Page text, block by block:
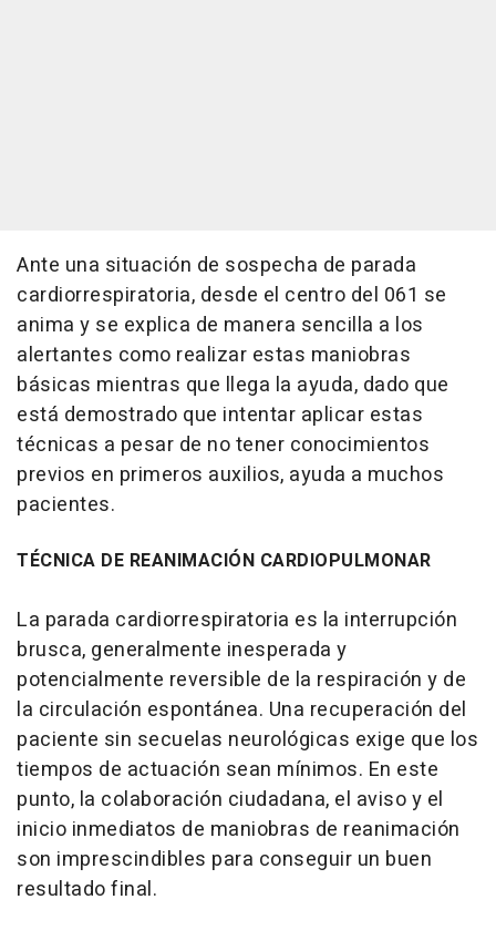
Ante una situación de sospecha de parada
cardiorrespiratoria, desde el centro del 061 se
anima y se explica de manera sencilla a los
alertantes como realizar estas maniobras
básicas mientras que llega la ayuda, dado que
está demostrado que intentar aplicar estas
técnicas a pesar de no tener conocimientos
previos en primeros auxilios, ayuda a muchos
pacientes.
TÉCNICA DE REANIMACIÓN CARDIOPULMONAR
La parada cardiorrespiratoria es la interrupción
brusca, generalmente inesperada y
potencialmente reversible de la respiración y de
la circulación espontánea. Una recuperación del
paciente sin secuelas neurológicas exige que los
tiempos de actuación sean mínimos. En este
punto, la colaboración ciudadana, el aviso y el
inicio inmediatos de maniobras de reanimación
son imprescindibles para conseguir un buen
resultado final.